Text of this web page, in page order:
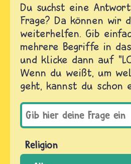
Du suchst eine
Frage? Da können wir
weiterhelfen. Gib
mehrere Begriffe in
und klicke dann auf
Wenn du weißt, um
geht, kannst du schon
Religion